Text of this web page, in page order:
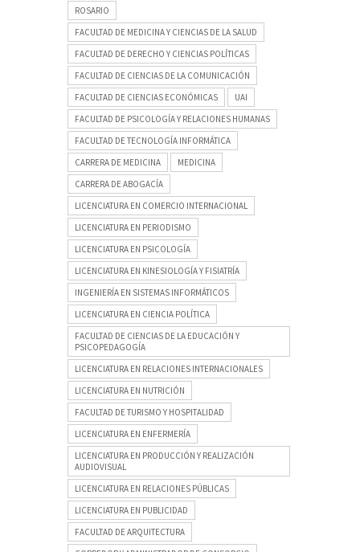
ROSARIO
FACULTAD DE MEDICINA Y CIENCIAS DE LA SALUD
FACULTAD DE DERECHO Y CIENCIAS POLÍTICAS
FACULTAD DE CIENCIAS DE LA COMUNICACIÓN
FACULTAD DE CIENCIAS ECONÓMICAS
UAI
FACULTAD DE PSICOLOGÍA Y RELACIONES HUMANAS
FACULTAD DE TECNOLOGÍA INFORMÁTICA
CARRERA DE MEDICINA
MEDICINA
CARRERA DE ABOGACÍA
LICENCIATURA EN COMERCIO INTERNACIONAL
LICENCIATURA EN PERIODISMO
LICENCIATURA EN PSICOLOGÍA
LICENCIATURA EN KINESIOLOGÍA Y FISIATRÍA
INGENIERÍA EN SISTEMAS INFORMÁTICOS
LICENCIATURA EN CIENCIA POLÍTICA
FACULTAD DE CIENCIAS DE LA EDUCACIÓN Y
PSICOPEDAGOGÍA
LICENCIATURA EN RELACIONES INTERNACIONALES
LICENCIATURA EN NUTRICIÓN
FACULTAD DE TURISMO Y HOSPITALIDAD
LICENCIATURA EN ENFERMERÍA
LICENCIATURA EN PRODUCCIÓN Y REALIZACIÓN
AUDIOVISUAL
LICENCIATURA EN RELACIONES PÚBLICAS
LICENCIATURA EN PUBLICIDAD
FACULTAD DE ARQUITECTURA